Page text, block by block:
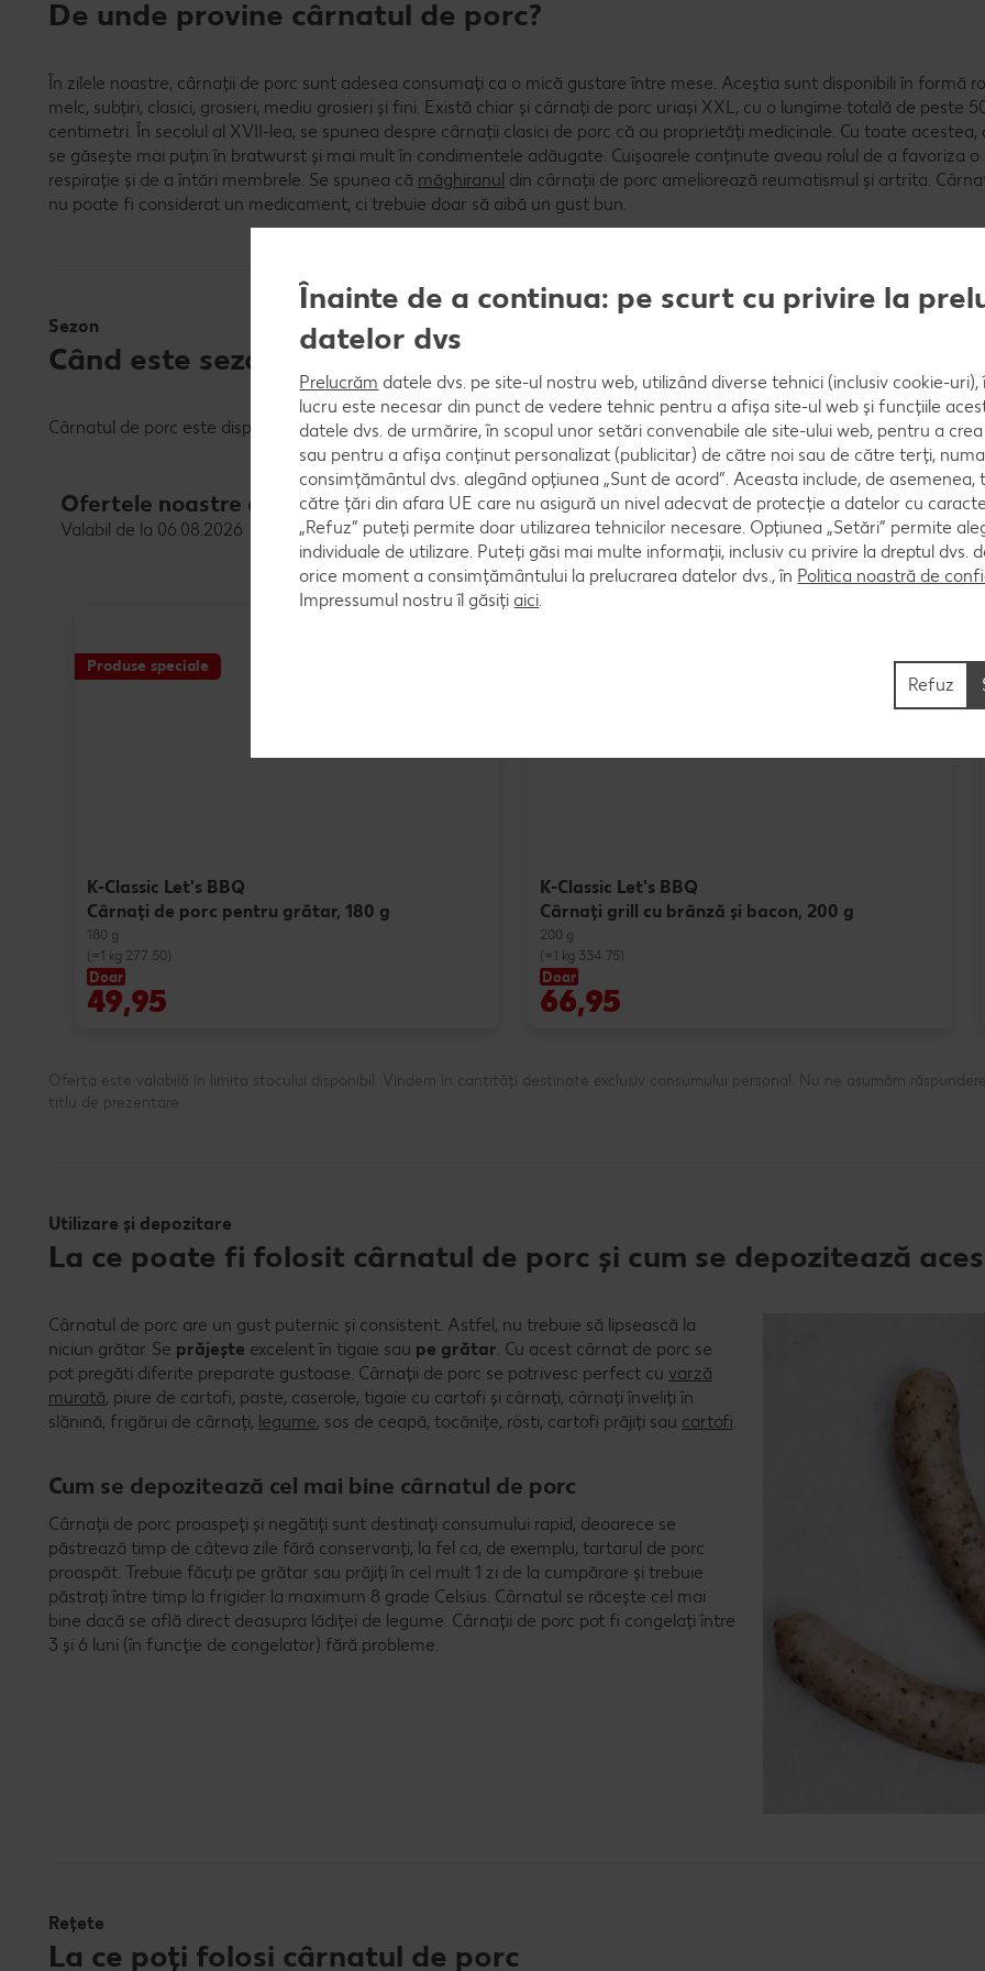
De unde provine cârnatul de porc?
În zilele noastre, cârnații de porc sunt adesea consumați ca o mică gustare între mese. Aceștia sunt disponibili în formă
melc, subțiri, clasici, grosieri, mediu grosieri și fini. Există chiar și cârnați de porc uriași XXL, cu o lungime totală de peste
centimetri. În secolul al XVII-lea, se spunea despre cârnații clasici de porc că au proprietăți medicinale. Cu toate acestea,
se găsește mai puțin în bratwurst și mai mult în condimentele adăugate. Cuișoarele conținute aveau rolul de a favoriza o
respirație și de a întări membrele. Se spunea că măghiranul din cârnații de porc ameliorează reumatismul și artrita.
nu poate fi considerat un medicament, ci trebuie doar să aibă un gust bun.
Sezon
Când este sezonul cârnatului de porc?
Cârnatul de porc este disponibil pe tot parcursul anului.
Ofertele noastre de cărnuri și mezeluri
Valabil de la 06.08.2026
Produse speciale
K-Classic Let's BBQ
Cârnaţi de porc pentru grătar, 180 g
180 g
(=1 kg 277.50)
Doar
49,95
K-Classic Let's BBQ
Cârnaţi grill cu brânză și bacon, 200 g
200 g
(=1 kg 334.75)
Doar
66,95
Oferta este valabilă în limita stocului disponibil. Vindem în cantități destinate exclusiv consumului personal. Nu ne asumăm
titlu de prezentare.
Utilizare și depozitare
La ce poate fi folosit cârnatul de porc și cum se depozitează
Cârnatul de porc are un gust puternic și consistent. Astfel, nu trebuie să lipsească la
niciun grătar. Se prăjește excelent în tigaie sau pe grătar. Cu acest cârnat de porc se
pot pregăti diferite preparate gustoase. Cârnații de porc se potrivesc perfect cu varză
murată, piure de cartofi, paste, caserole, tigaie cu cartofi și cârnați, cârnați înveliți în
slănină, frigărui de cârnați, legume, sos de ceapă, tocănițe, rösti, cartofi prăjiți sau cartofi.
Cum se depozitează cel mai bine cârnatul de porc
Cârnații de porc proaspeți și negătiți sunt destinați consumului rapid, deoarece se
păstrează timp de câteva zile fără conservanți, la fel ca, de exemplu, tartarul de porc
proaspăt. Trebuie făcuți pe grătar sau prăjiți în cel mult 1 zi de la cumpărare și trebuie
păstrați între timp la frigider la maximum 8 grade Celsius. Cârnatul se răcește cel mai
bine dacă se află direct deasupra lădiței de legume. Cârnații de porc pot fi congelați între
3 și 6 luni (în funcție de congelator) fără probleme.
Rețete
La ce poți folosi cârnatul de porc
Înainte de a continua: pe scurt cu privire la
datelor dvs
Prelucrăm datele dvs. pe site-ul nostru web, utilizând diverse tehnici (inclusiv cookie-
lucru este necesar din punct de vedere tehnic pentru a afișa site-ul web și funcțiile
datele dvs. de urmărire, în scopul unor setări convenabile ale site-ului web, pentru a
sau pentru a afișa conținut personalizat (publicitar) de către noi sau de către terți,
consimțământul dvs. alegând opțiunea „Sunt de acord”. Aceasta include, de
către țări din afara UE care nu asigură un nivel adecvat de protecție a datelor cu
„Refuz” puteți permite doar utilizarea tehnicilor necesare. Opțiunea „Setări” permite
individuale de utilizare. Puteți găsi mai multe informații, inclusiv cu privire la dreptul dvs.
orice moment a consimțământului la prelucrarea datelor dvs., în Politica noastră de
Impressumul nostru îl găsiți aici.
Refuz